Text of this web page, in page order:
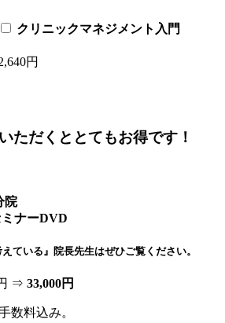
クリニックマネジメント入門
円
ただくと とてもお得です！
院
ナーDVD
えている』院長先生はぜひご覧ください。
⇒ 33,000円
数料込み。